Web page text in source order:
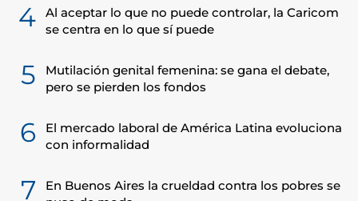
4
Al aceptar lo que no puede controlar, la Caricom
se centra en lo que sí puede
5
Mutilación genital femenina: se gana el debate,
pero se pierden los fondos
6
El mercado laboral de América Latina evoluciona
con informalidad
7
En Buenos Aires la crueldad contra los pobres se